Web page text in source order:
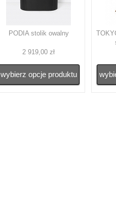
PODIA stolik owalny
2 919,00 zł
wybierz opcje produktu